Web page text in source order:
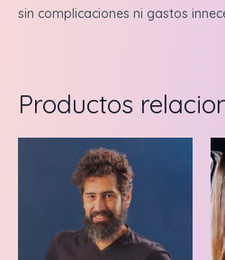
sin complicaciones ni gastos
Productos